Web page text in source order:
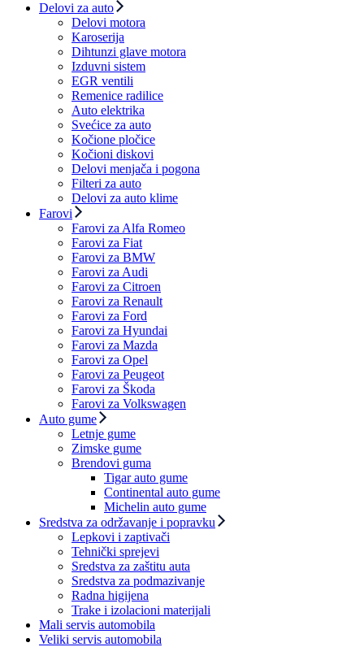
Delovi za auto
Delovi motora
Karoserija
Dihtunzi glave motora
Izduvni sistem
EGR ventili
Remenice radilice
Auto elektrika
Svećice za auto
Kočione pločice
Kočioni diskovi
Delovi menjača i pogona
Filteri za auto
Delovi za auto klime
Farovi
Farovi za Alfa Romeo
Farovi za Fiat
Farovi za BMW
Farovi za Audi
Farovi za Citroen
Farovi za Renault
Farovi za Ford
Farovi za Hyundai
Farovi za Mazda
Farovi za Opel
Farovi za Peugeot
Farovi za Škoda
Farovi za Volkswagen
Auto gume
Letnje gume
Zimske gume
Brendovi guma
Tigar auto gume
Continental auto gume
Michelin auto gume
Sredstva za održavanje i popravku
Lepkovi i zaptivači
Tehnički sprejevi
Sredstva za zaštitu auta
Sredstva za podmazivanje
Radna higijena
Trake i izolacioni materijali
Mali servis automobila
Veliki servis automobila